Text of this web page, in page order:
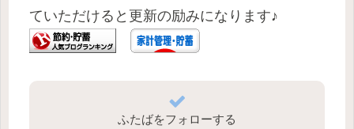
ていただけると更新の励みになります♪
ふたばをフォローする